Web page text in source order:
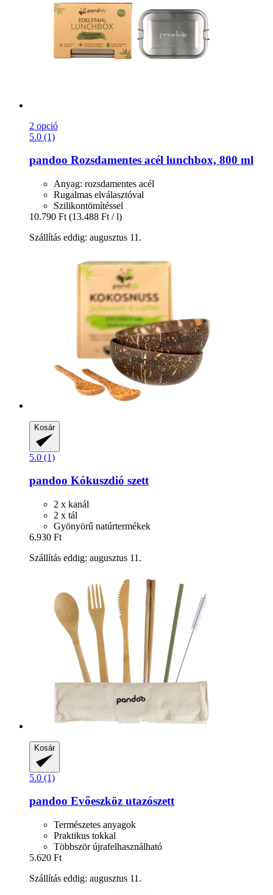
2 opció
5.0 (1)
pandoo Rozsdamentes acél lunchbox, 800 ml
Anyag: rozsdamentes acél
Rugalmas elválasztóval
Szilikontömítéssel
10.790 Ft (13.488 Ft / l)
Szállítás eddig: augusztus 11.
Kosár
5.0 (1)
pandoo Kókuszdió szett
2 x kanál
2 x tál
Gyönyörű natúrtermékek
6.930 Ft
Szállítás eddig: augusztus 11.
Kosár
5.0 (1)
pandoo Evőeszköz utazószett
Természetes anyagok
Praktikus tokkal
Többször újrafelhasználható
5.620 Ft
Szállítás eddig: augusztus 11.